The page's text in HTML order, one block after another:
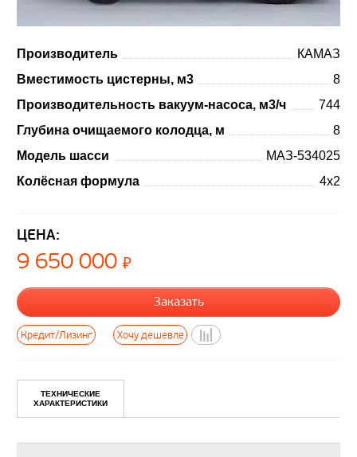
Производитель
КАМАЗ
Вместимость цистерны, м3
8
Производительность вакуум-насоса, м3/ч
744
Глубина очищаемого колодца, м
8
Модель шасси
МАЗ-534025
Колёсная формула
4x2
ЦЕНА:
9 650 000 ₽